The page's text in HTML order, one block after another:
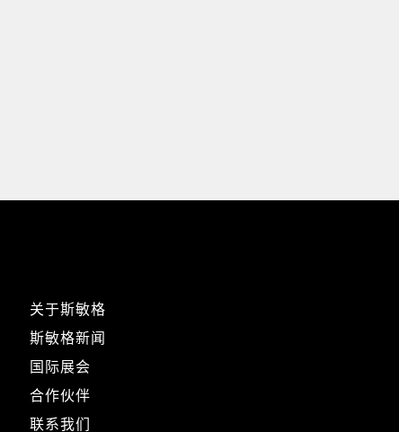
关于斯敏格
斯敏格新闻
国际展会
合作伙伴
联系我们